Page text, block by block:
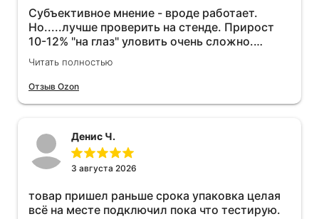
Субъективное мнение - вроде работает.
Но.....лучше проверить на стенде. Прирост
10-12% "на глаз" уловить очень сложно.
Покатаюсь, потом отключу и посмотрю, что
будет 😁.
Читать полностью
Отзыв Ozon
Денис Ч.
3 августа 2026
товар пришел раньше срока упаковка целая
всё на месте подключил пока что тестирую.